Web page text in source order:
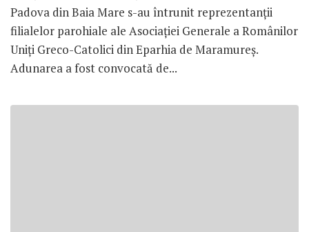
Padova din Baia Mare s-au întrunit reprezentanţii
filialelor parohiale ale Asociaţiei Generale a Românilor
Uniţi Greco-Catolici din Eparhia de Maramureş.
Adunarea a fost convocată de...